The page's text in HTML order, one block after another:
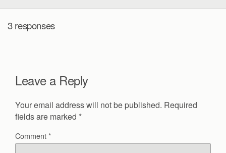
3 responses
Leave a Reply
Your email address will not be published. Required
fields are marked *
Comment*